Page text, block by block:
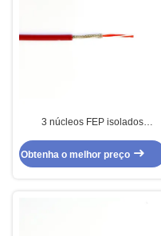
3 núcleos FEP isolados
para sensores de temperatura
Obtenha o melhor preço